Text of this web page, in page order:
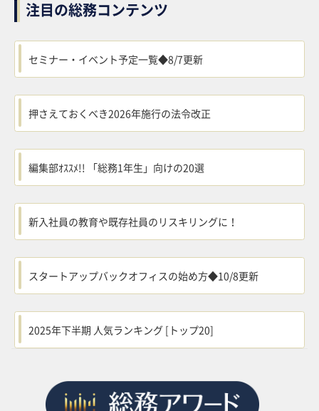
注目の総務コンテンツ
セミナー・イベント予定一覧◆8/7更新
押さえておくべき2026年施行の法令改正
編集部ｵｽｽﾒ!! 「総務1年生」向けの20選
新入社員の教育や既存社員のリスキリングに！
スタートアップバックオフィスの始め方◆10/8更新
2025年下半期 人気ランキング [トップ20]